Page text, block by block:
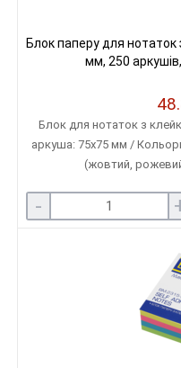
Блок паперу для
мм, 250
Блок для нотаток з
аркуша: 75х75 мм / Кольори
(жовтий,
-